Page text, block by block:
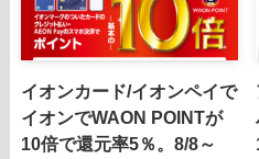
イオンカード/イオンペイで
イオンでWAON POINTが
10倍で還元率5％。8/8～